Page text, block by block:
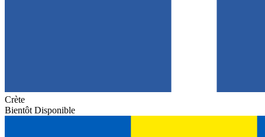
Crète
Bientôt Disponible